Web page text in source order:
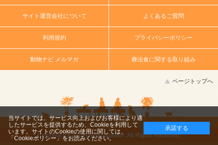
サイト運営会社について よくあるご質問
利用規約 プライバシーポリシー
動物ナビ メルマガ 療法食に関する取り組み
ページトップへ
copyright (c) 2014 DoubutsuNavi ,All Rights Reserved.
当サイトでは、サービス向上およびお客様により適
したサービスを提供するため、Cookieを利用して
います。サイトのCookieの使用に関しては、
「Cookieポリシー」 をお読みください。
承諾する